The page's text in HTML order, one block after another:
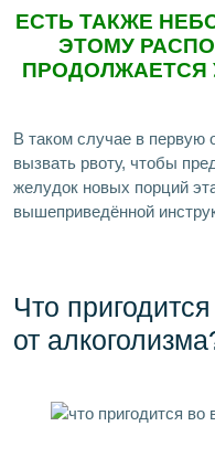
ЕСТЬ ТАКЖЕ
ЭТОМУ
ПРОДОЛЖАЕТСЯ
В таком случае в первую
вызвать рвоту, чтобы
желудок новых порций
вышеприведённой
Что
от